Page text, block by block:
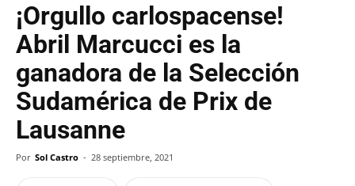
¡Orgullo carlospacense!
Abril Marcucci es la
ganadora de la Selección
Sudamérica de Prix de
Lausanne
Por Sol Castro - 28 septiembre, 2021